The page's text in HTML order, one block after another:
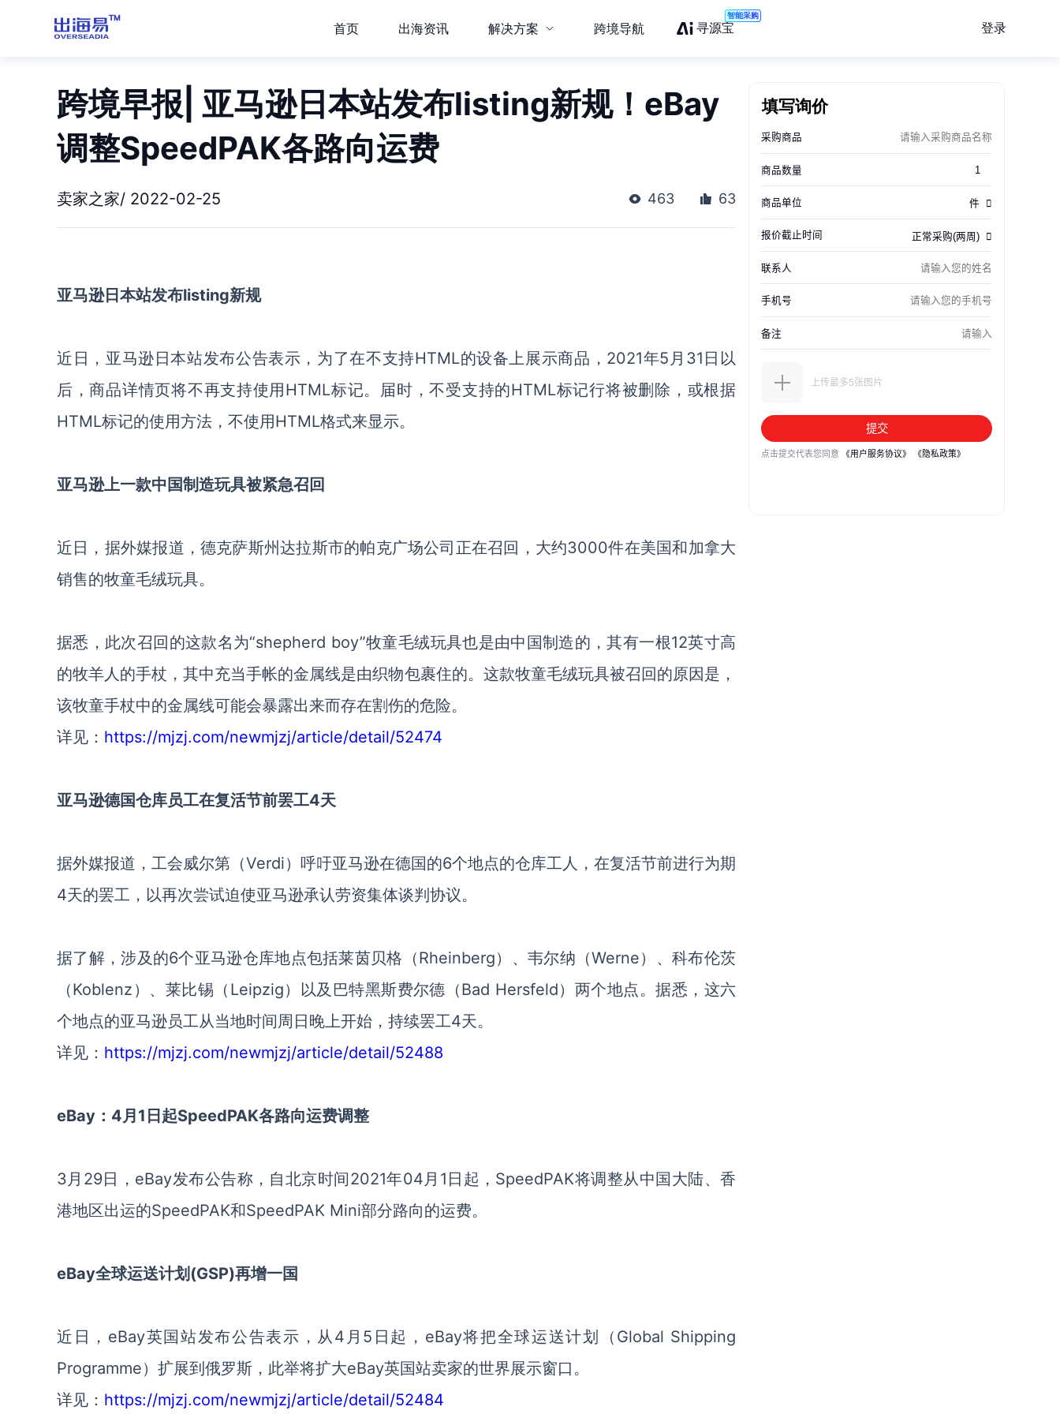
首页 出海资讯 解决方案 跨境导航 寻源宝
智能采购
登录
跨境早报| 亚马逊日本站发布listing新规！eBay
调整SpeedPAK各路向运费
卖家之家/ 2022-02-25 463 63
亚马逊日本站发布listing新规
近日，亚马逊日本站发布公告表示，为了在不支持HTML的设备上展示商品，2021年5月31日以
后，商品详情页将不再支持使用HTML标记。届时，不受支持的HTML标记行将被删除，或根据
HTML标记的使用方法，不使用HTML格式来显示。
亚马逊上一款中国制造玩具被紧急召回
近日，据外媒报道，德克萨斯州达拉斯市的帕克广场公司正在召回，大约3000件在美国和加拿大
销售的牧童毛绒玩具。
据悉，此次召回的这款名为“shepherd boy”牧童毛绒玩具也是由中国制造的，其有一根12英寸高
的牧羊人的手杖，其中充当手帐的金属线是由织物包裹住的。这款牧童毛绒玩具被召回的原因是，
该牧童手杖中的金属线可能会暴露出来而存在割伤的危险。
详见： https://mjzj.com/newmjzj/article/detail/52474
亚马逊德国仓库员工在复活节前罢工4天
据外媒报道，工会威尔第（Verdi）呼吁亚马逊在德国的6个地点的仓库工人，在复活节前进行为期
4天的罢工，以再次尝试迫使亚马逊承认劳资集体谈判协议。
据了解，涉及的6个亚马逊仓库地点包括莱茵贝格（Rheinberg）、韦尔纳（Werne）、科布伦茨
（Koblenz）、莱比锡（Leipzig）以及巴特黑斯费尔德（Bad Hersfeld）两个地点。据悉，这六
个地点的亚马逊员工从当地时间周日晚上开始，持续罢工4天。
详见： https://mjzj.com/newmjzj/article/detail/52488
eBay：4月1日起SpeedPAK各路向运费调整
3月29日，eBay发布公告称，自北京时间2021年04月1日起，SpeedPAK将调整从中国大陆、香
港地区出运的SpeedPAK和SpeedPAK Mini部分路向的运费。
eBay全球运送计划(GSP)再增一国
近日，eBay英国站发布公告表示，从4月5日起，eBay将把全球运送计划（Global Shipping
Programme）扩展到俄罗斯，此举将扩大eBay英国站卖家的世界展示窗口。
详见： https://mjzj.com/newmjzj/article/detail/52484
填写询价